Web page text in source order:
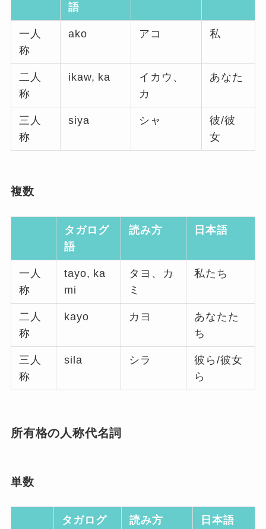
語
一人
称
ako アコ 私
二人
称
ikaw, ka
イカウ、
カ
あなた
三人
称
siya シャ
彼/彼
女
複数
タガログ
語
読み方 日本語
一人
称
tayo, ka
mi
タヨ、カ
ミ
私たち
二人
称
kayo カヨ
あなたた
ち
三人
称
sila シラ
彼ら/彼女
ら
所有格の人称代名詞
単数
タガログ
読み方 日本語